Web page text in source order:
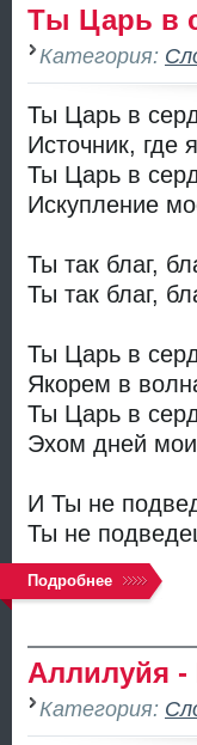
Ты Царь в
Категория:
Ты Царь в
Источник, где
Ты Царь в
Искупление
Ты так благ,
Ты так благ,
Ты Царь в
Якорем в
Ты Царь в
Эхом дней
И Ты не
Ты не
Подробнее
Аллилуйя -
Категория: